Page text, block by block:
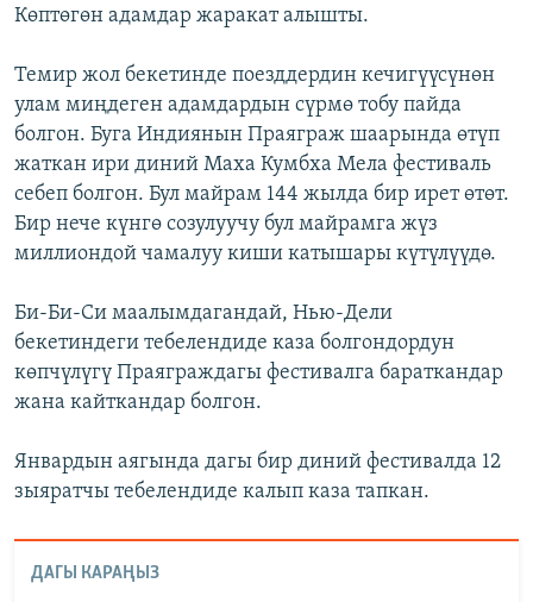
Көптөгөн адамдар жаракат алышты.
Темир жол бекетинде поезддердин кечигүүсүнөн
улам миңдеген адамдардын сүрмө тобу пайда
болгон. Буга Индиянын Праяграж шаарында өтүп
жаткан ири диний Маха Кумбха Мела фестиваль
себеп болгон. Бул майрам 144 жылда бир ирет өтөт.
Бир нече күнгө созулуучу бул майрамга жүз
миллиондой чамалуу киши катышары күтүлүүдө.
Би-Би-Си маалымдагандай, Нью-Дели
бекетиндеги тебелендиде каза болгондордун
көпчүлүгү Праяграждагы фестивалга бараткандар
жана кайткандар болгон.
Январдын аягында дагы бир диний фестивалда 12
зыяратчы тебелендиде калып каза тапкан.
ДАГЫ КАРАҢЫЗ